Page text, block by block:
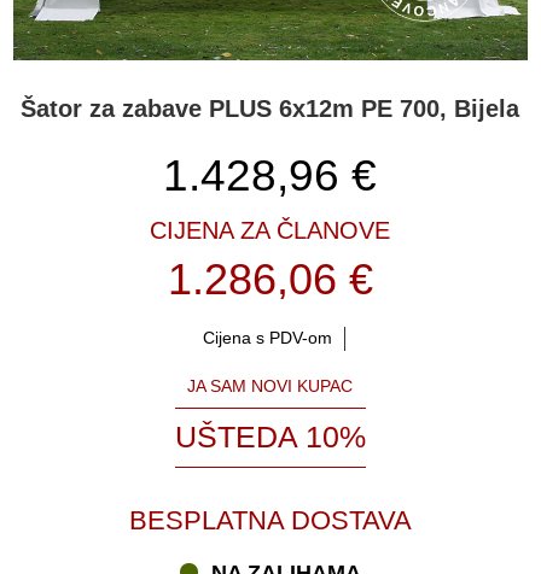
Šator za zabave PLUS 6x12m PE 700, Bijela
1.428,96 €
CIJENA ZA ČLANOVE
1.286,06 €
Cijena s PDV-om
JA SAM NOVI KUPAC
UŠTEDA 10%
BESPLATNA DOSTAVA